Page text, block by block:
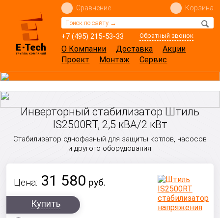
+7 (495) 215-53-33 Обратный звонок
Сравнение Корзина
О Компании Доставка
Акции
Проект
Монтаж Сервис
Инверторный стабилизатор Штиль
IS2500RT, 2,5 кВА/2 кВт
Стабилизатор однофазный для защиты котлов, насосов
и другого оборудования
Цена: 31 580 руб.
Купить